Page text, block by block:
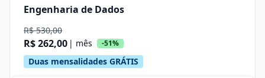
Engenharia de Dados
R$ 530,00
R$ 262,00 | mês -51%
Duas mensalidades GRÁTIS